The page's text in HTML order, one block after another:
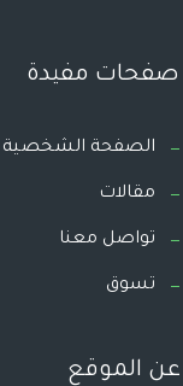
صفحات مفيدة
الصفحة الشخصية
مقالات
تواصل معنا
تسوق
عن الموقع